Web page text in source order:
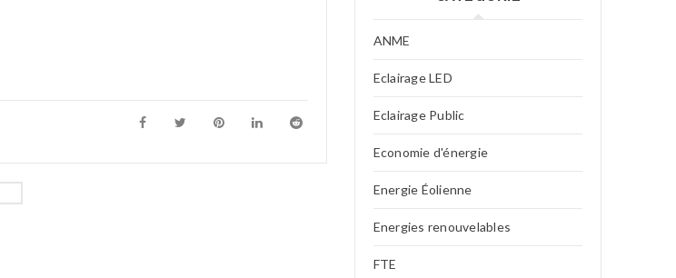
ANME
Eclairage LED
Eclairage Public
Economie d'énergie
Energie Éolienne
Energies renouvelables
FTE